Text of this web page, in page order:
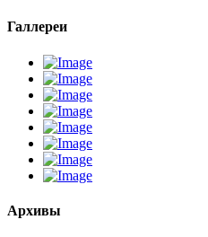
Галлереи
Архивы